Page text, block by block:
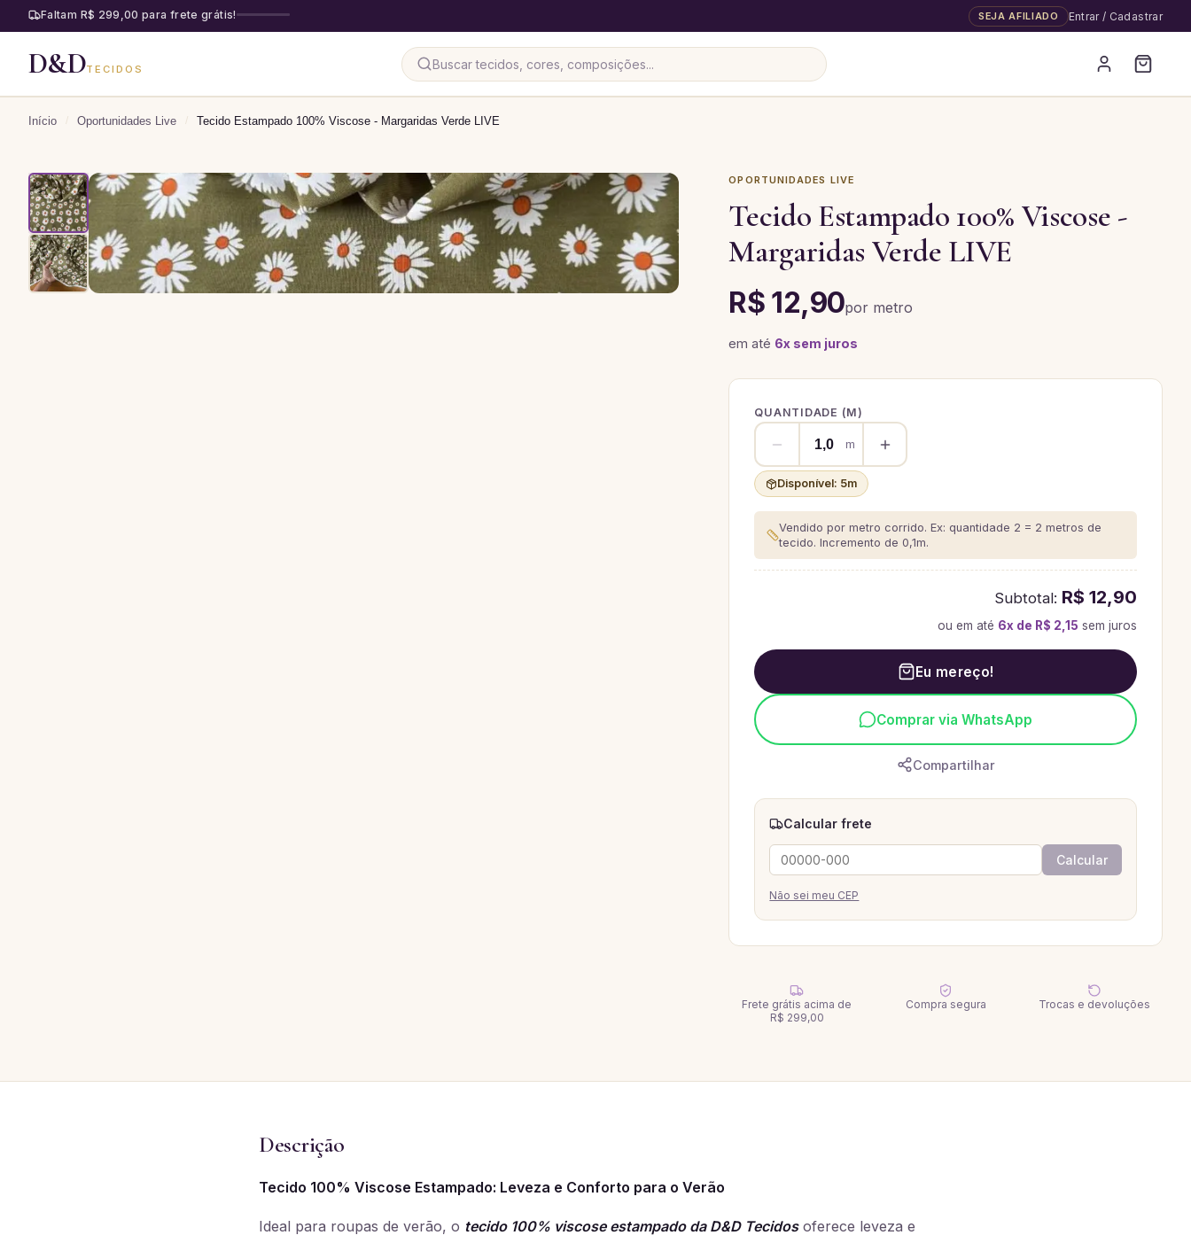
Faltam R$ 299,00 para frete grátis! SEJA AFILIADO Entrar / Cadastrar
D&DTECIDOS
Início / Oportunidades Live / Tecido Estampado 100% Viscose - Margaridas Verde LIVE
OPORTUNIDADES LIVE
Tecido Estampado 100% Viscose -
Margaridas Verde LIVE
R$ 12,90por metro
em até 6x sem juros
QUANTIDADE (M)
m
Disponível: 5m
Vendido por metro corrido. Ex: quantidade 2 = 2 metros de
tecido. Incremento de 0,1m.
Subtotal: R$ 12,90
ou em até 6x de R$ 2,15 sem juros
Eu mereço!
Comprar via WhatsApp
Compartilhar
Calcular frete
Calcular
Não sei meu CEP
Frete grátis acima de
R$ 299,00
Compra segura Trocas e devoluções
Descrição
Tecido 100% Viscose Estampado: Leveza e Conforto para o Verão
Ideal para roupas de verão, o tecido 100% viscose estampado da D&D Tecidosoferece leveza e